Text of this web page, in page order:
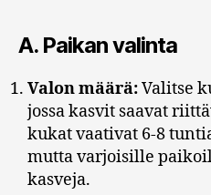
A. Paikan valinta
Valon määrä:Valitse
jossa kasvit saavat
kukat vaativat 6-8
mutta varjoisille
kasveja.